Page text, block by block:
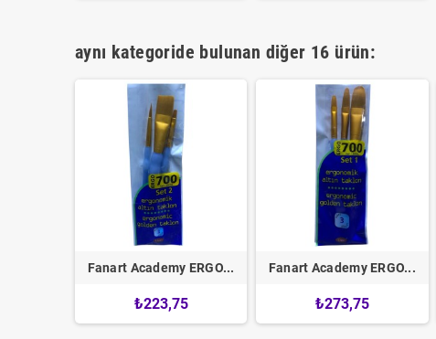
aynı kategoride bulunan diğer 16 ürün:
Fanart Academy ERGO...
₺223,75
Fanart Academy ERGO...
₺273,75